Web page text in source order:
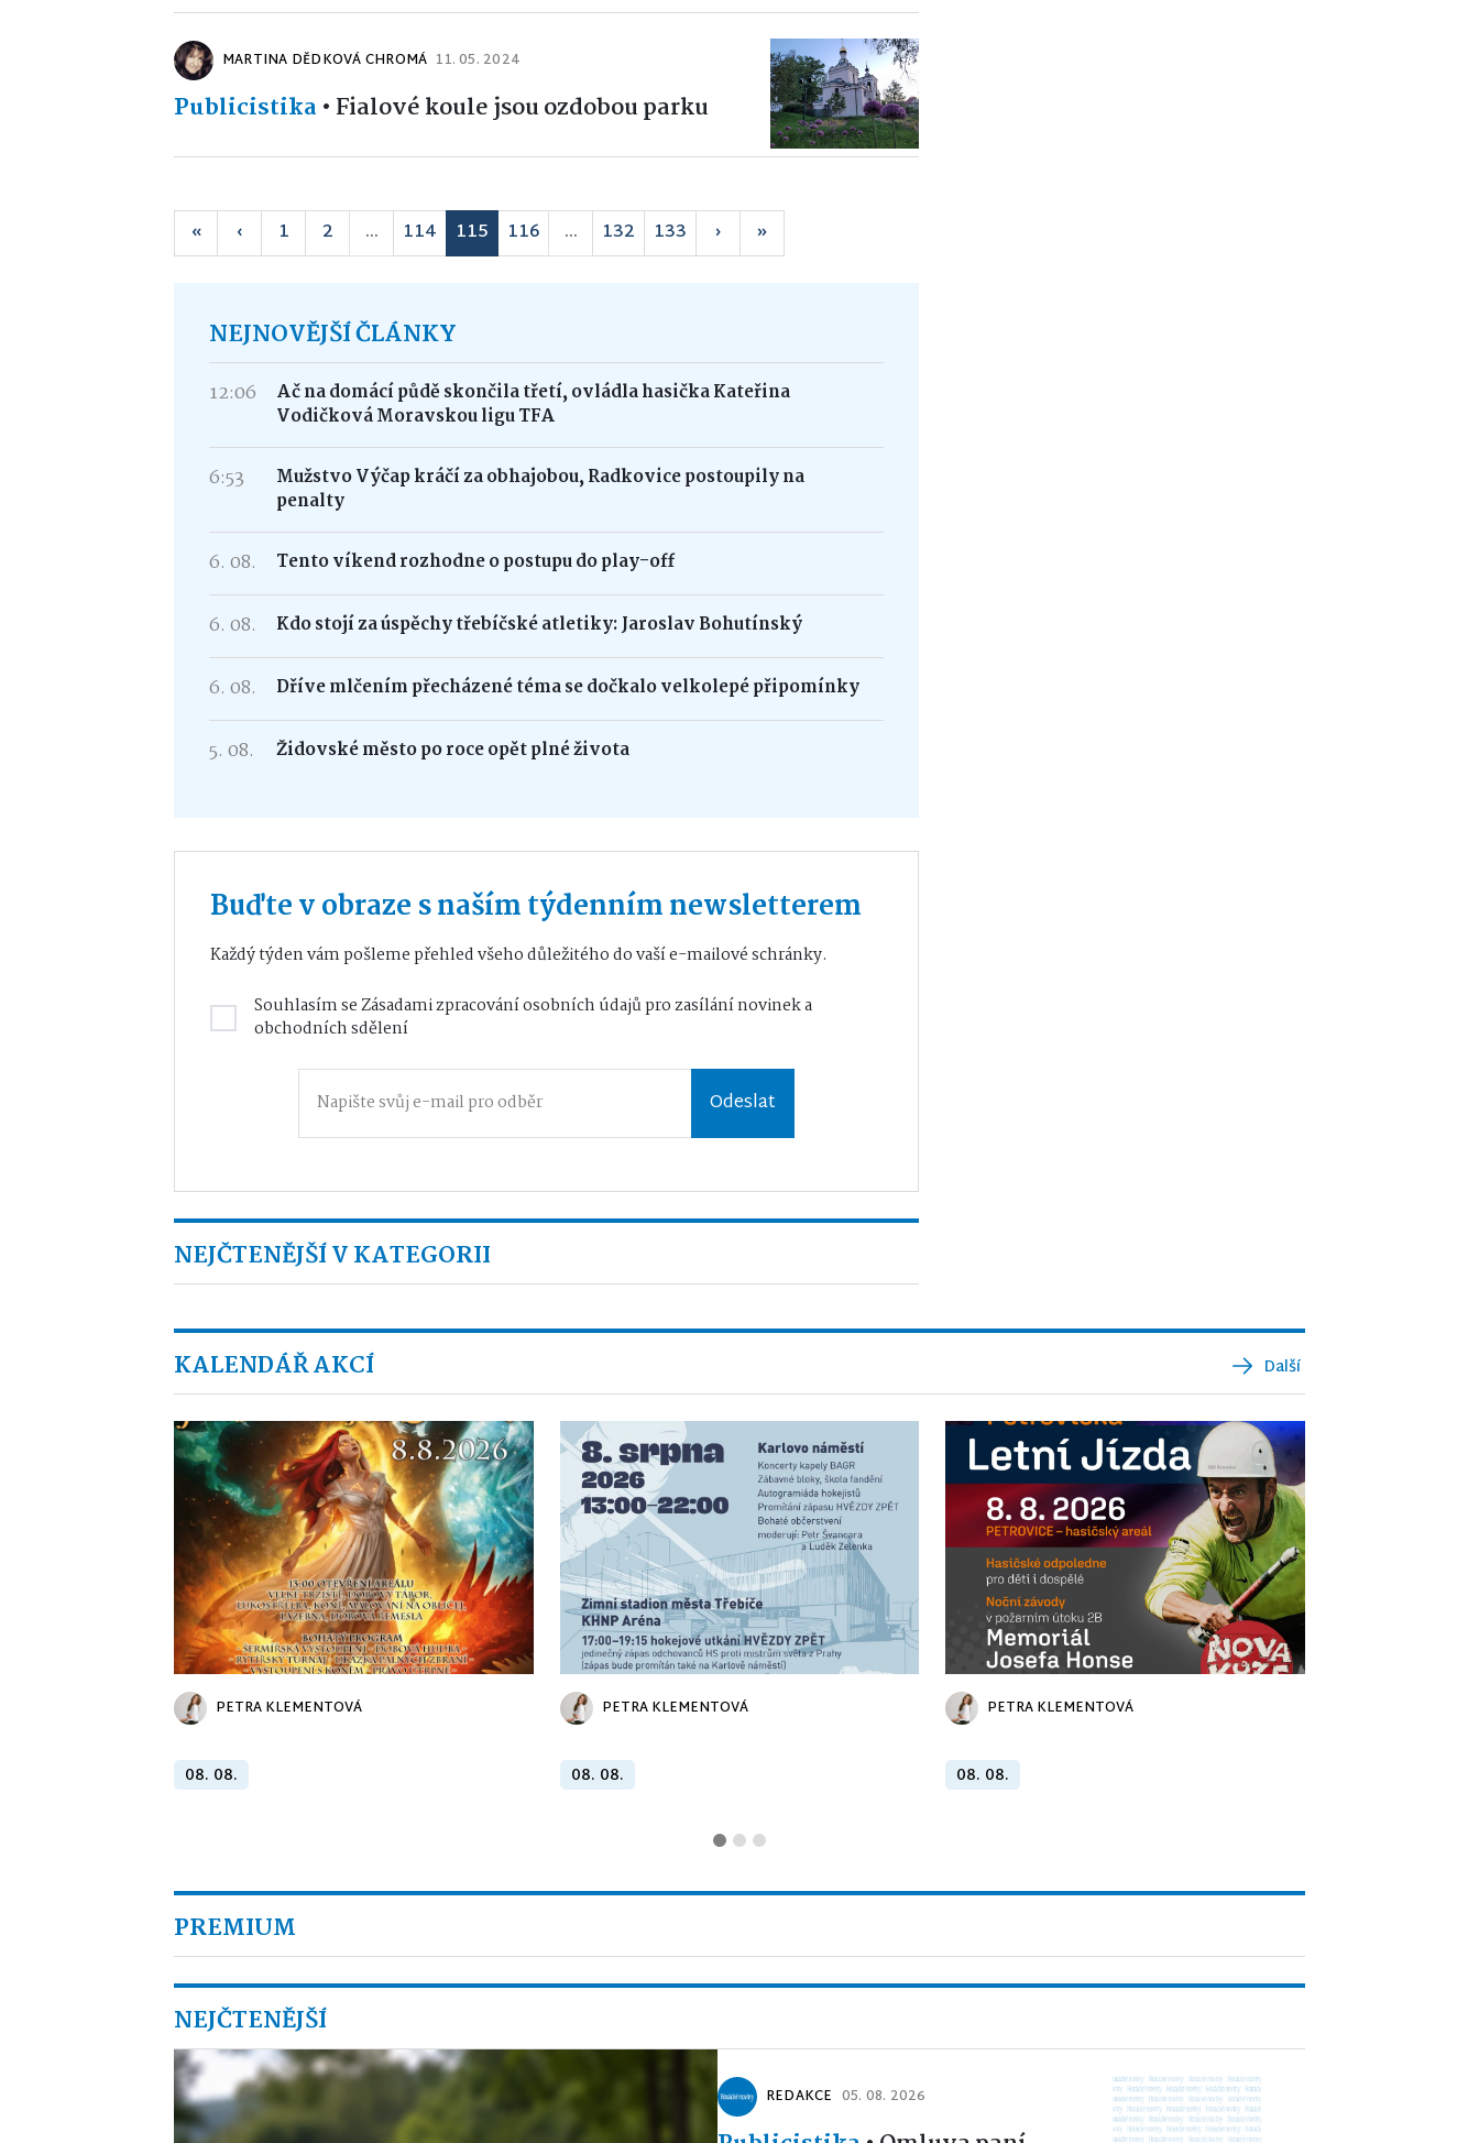
MARTINA DĚDKOVÁ CHROMÁ 11. 05. 2024
Publicistika• Fialové koule jsou ozdobou parku
« ‹ 1 2 ... 114 115 116 ... 132 133 › »
NEJNOVĚJŠÍ ČLÁNKY
12:06
Ač na domácí půdě skončila třetí, ovládla hasička Kateřina
Vodičková Moravskou ligu TFA
6:53
Mužstvo Výčap kráčí za obhajobou, Radkovice postoupily na
penalty
6. 08. Tento víkend rozhodne o postupu do play-off
6. 08. Kdo stojí za úspěchy třebíčské atletiky: Jaroslav Bohutínský
6. 08. Dříve mlčením přecházené téma se dočkalo velkolepé připomínky
5. 08. Židovské město po roce opět plné života
Buďte v obraze s naším týdenním newsletterem
Každý týden vám pošleme přehled všeho důležitého do vaší e-mailové schránky.
Souhlasím seZásadami zpracování osobních údajůpro zasílání novinek a
obchodních sdělení
Odeslat
NEJČTENĚJŠÍ V KATEGORII
KALENDÁŘ AKCÍ Další
PETRA KLEMENTOVÁ
08. 08.
PETRA KLEMENTOVÁ
08. 08.
PETRA KLEMENTOVÁ
08. 08.
PREMIUM
NEJČTENĚJŠÍ
REDAKCE 05. 08. 2026